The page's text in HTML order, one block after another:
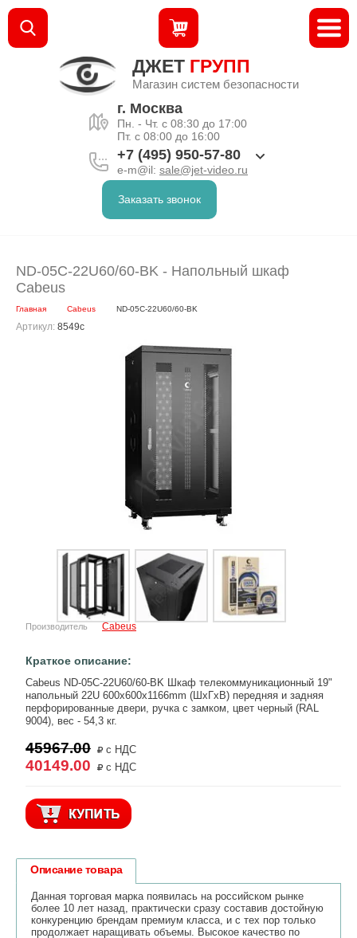
ДЖЕТ ГРУПП
Магазин систем безопасности
г. Москва
Пн. - Чт. с 08:30 до 17:00
Пт. с 08:00 до 16:00
+7 (495) 950-57-80
e-m@il: sale@jet-video.ru
Заказать звонок
ND-05C-22U60/60-BK - Напольный шкаф
Cabeus
Главная Cabeus ND-05C-22U60/60-BK
Артикул: 8549c
Производитель Cabeus
Краткое описание:
Cabeus ND-05C-22U60/60-BK Шкаф телекоммуникационный 19"
напольный 22U 600x600x1166mm (ШхГхВ) передняя и задняя
перфорированные двери, ручка с замком, цвет черный (RAL
9004), вес - 54,3 кг.
45967.00 с НДС
40149.00 с НДС
Описание товара
Данная торговая марка появилась на российском рынке
более 10 лет назад, практически сразу составив достойную
конкуренцию брендам премиум класса, и с тех пор только
продолжает наращивать объемы. Высокое качество по